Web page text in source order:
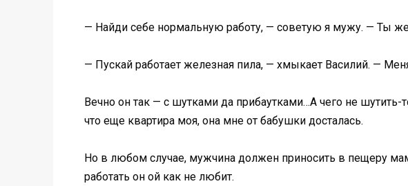
— Найди себе нормальную работу, — советую я мужу. — Ты
— Пускай работает железная пила, — хмыкает Василий. —
Вечно он так — с шутками да прибаутками…А чего не
что еще квартира моя, она мне от бабушки досталась.
Но в любом случае, мужчина должен приносить в пещеру
работать он ой как не любит.